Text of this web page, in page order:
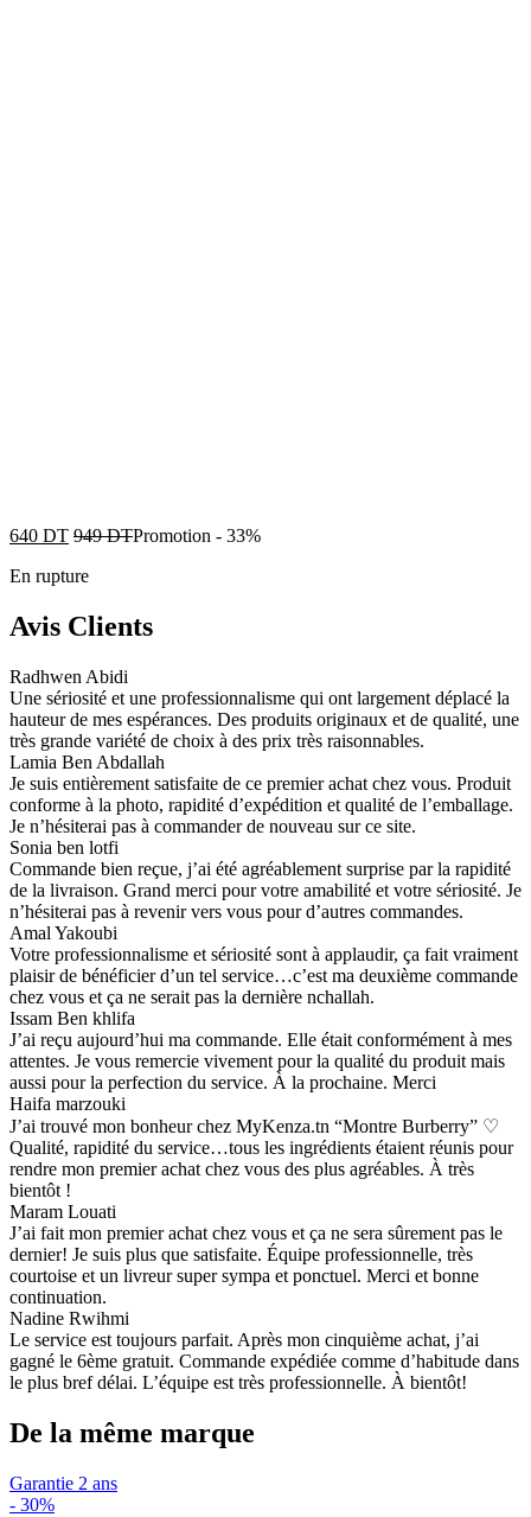
640 DT 949DTPromotion - 33%
En rupture
Avis Clients
Radhwen Abidi
Une sériosité et une professionnalisme qui ont largement déplacé la
hauteur de mes espérances. Des produits originaux et de qualité, une
très grande variété de choix à des prix très raisonnables.
Lamia Ben Abdallah
Je suis entièrement satisfaite de ce premier achat chez vous. Produit
conforme à la photo, rapidité d’expédition et qualité de l’emballage.
Je n’hésiterai pas à commander de nouveau sur ce site.
Sonia ben lotfi
Commande bien reçue, j’ai été agréablement surprise par la rapidité
de la livraison. Grand merci pour votre amabilité et votre sériosité. Je
n’hésiterai pas à revenir vers vous pour d’autres commandes.
Amal Yakoubi
Votre professionnalisme et sériosité sont à applaudir, ça fait vraiment
plaisir de bénéficier d’un tel service…c’est ma deuxième commande
chez vous et ça ne serait pas la dernière nchallah.
Issam Ben khlifa
J’ai reçu aujourd’hui ma commande. Elle était conformément à mes
attentes. Je vous remercie vivement pour la qualité du produit mais
aussi pour la perfection du service. À la prochaine. Merci
Haifa marzouki
J’ai trouvé mon bonheur chez MyKenza.tn “Montre Burberry” ♡
Qualité, rapidité du service…tous les ingrédients étaient réunis pour
rendre mon premier achat chez vous des plus agréables. À très
bientôt !
Maram Louati
J’ai fait mon premier achat chez vous et ça ne sera sûrement pas le
dernier! Je suis plus que satisfaite. Équipe professionnelle, très
courtoise et un livreur super sympa et ponctuel. Merci et bonne
continuation.
Nadine Rwihmi
Le service est toujours parfait. Après mon cinquième achat, j’ai
gagné le 6ème gratuit. Commande expédiée comme d’habitude dans
le plus bref délai. L’équipe est très professionnelle. À bientôt!
De la même marque
Garantie 2 ans
- 30%